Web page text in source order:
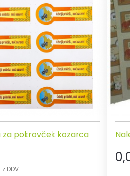
za pokrovček kozarca
z DDV